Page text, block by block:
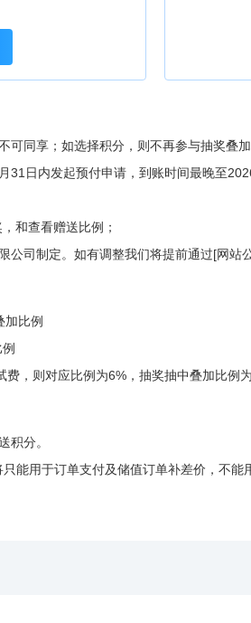
可同享；如选择积分，则不再参与抽奖叠加
31日内发起预付申请，到账时间最晚至
和查看赠送比例；
公司制定。如有调整我们将提前通过[网站
加比例
，则对应比例为6%，抽奖抽中叠加比例
积分。
能用于订单支付及储值订单补差价，不能